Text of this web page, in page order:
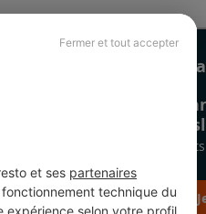
Fermer et tout accepter
et ses partenaires
technique du
expérience selon votre profil
cookies
gratuits